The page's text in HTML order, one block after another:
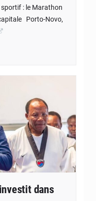
: le Marathon
Porto-Novo,
dans